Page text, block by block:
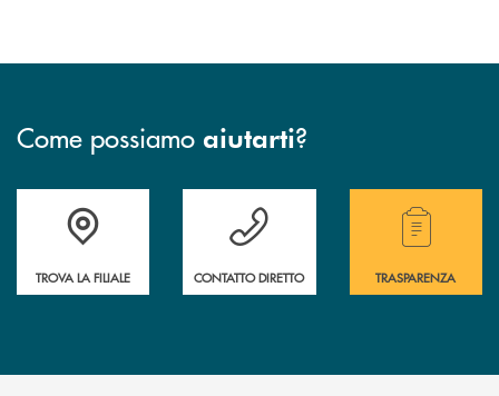
Come possiamo aiutarti?
Accedi all' elenco completo delle filiali .
TROVA LA FILIALE
Hai bisogno di assistenza immediata?
CONTATTO DIRETTO
Hai bisogno di
TRASPARENZA